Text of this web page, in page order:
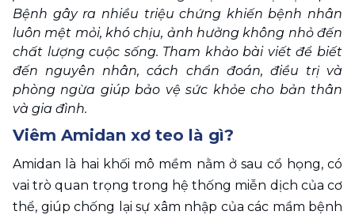
Bệnh gây ra nhiều triệu chứng khiến bệnh nhân
luôn mệt mỏi, khó chịu, ảnh hưởng không nhỏ đến
chất lượng cuộc sống. Tham khảo bài viết để biết
đến nguyên nhân, cách chẩn đoán, điều trị và
phòng ngừa giúp bảo vệ sức khỏe cho bản thân
và gia đình.
Viêm Amidan xơ teo là gì?
Amidan là hai khối mô mềm nằm ở sau cổ họng, có
vai trò quan trọng trong hệ thống miễn dịch của cơ
thể, giúp chống lại sự xâm nhập của các mầm bệnh